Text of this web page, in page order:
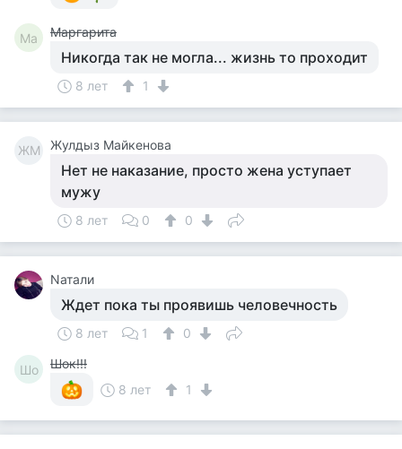
Ма Маргарита
Никогда так не могла... жизнь то проходит
8 лет 1
ЖМ Жулдыз Майкенова
Нет не наказание, просто жена уступает
мужу
8 лет 0 0
Nатали
Ждет пока ты проявишь человечность
8 лет 1 0
Шо
Шок!!!
8 лет
1